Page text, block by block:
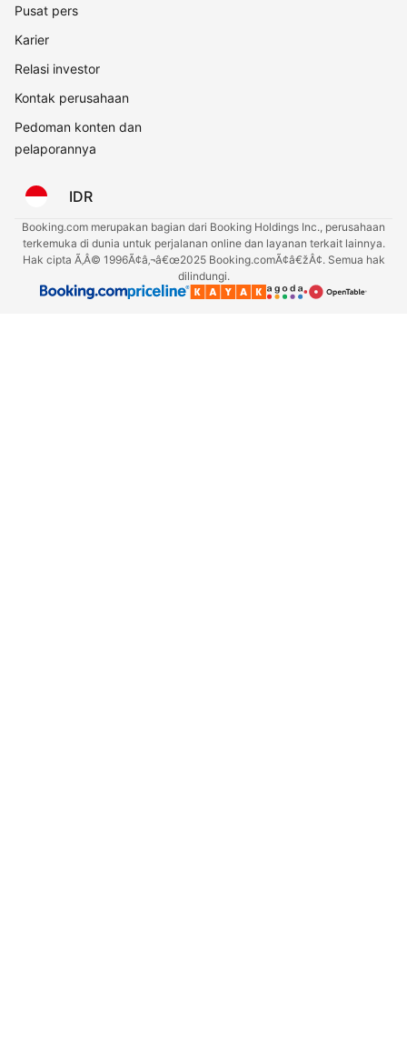
Pusat pers
Karier
Relasi investor
Kontak perusahaan
Pedoman konten dan
pelaporannya
IDR
Booking.com merupakan bagian dari Booking Holdings Inc., perusahaan
terkemuka di dunia untuk perjalanan online dan layanan terkait lainnya.
Hak cipta Ã‚Â© 1996Ã¢â‚¬â€œ2025 Booking.comÃ¢â€žÂ¢. Semua hak
dilindungi.